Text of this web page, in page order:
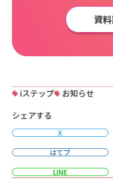
資
iステップ
お知らせ
シェアする
X
はてブ
LINE